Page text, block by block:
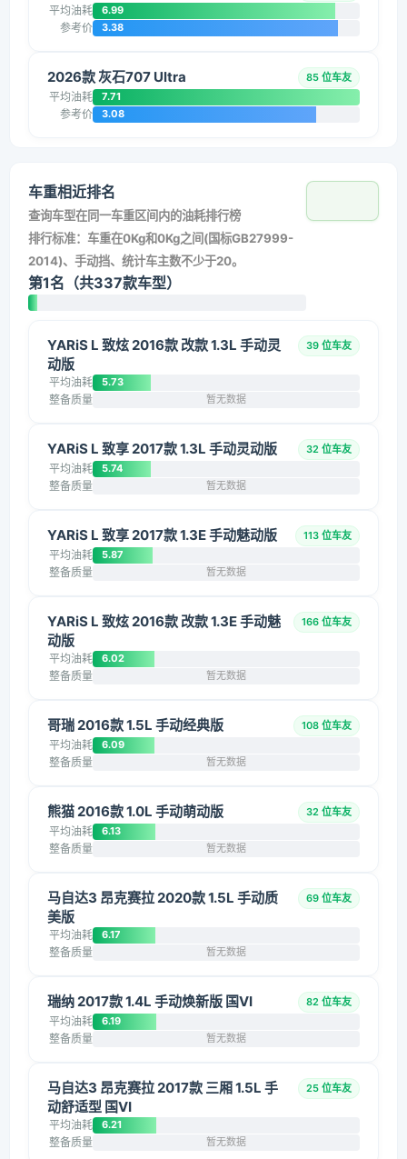
平均油耗 6.99
参考价 3.38
2026款 灰石707 Ultra 85 位车友
平均油耗 7.71
参考价 3.08
车重相近排名
查询车型在同一车重区间内的油耗排行榜
排行标准：车重在0Kg和0Kg之间(国标GB27999-
2014)、手动挡、统计车主数不少于20。
第1名（共337款车型）
YARiS L 致炫 2016款 改款 1.3L 手动灵
动版
39 位车友
平均油耗 5.73
整备质量 暂无数据
YARiS L 致享 2017款 1.3L 手动灵动版 32 位车友
平均油耗 5.74
整备质量 暂无数据
YARiS L 致享 2017款 1.3E 手动魅动版 113 位车友
平均油耗 5.87
整备质量 暂无数据
YARiS L 致炫 2016款 改款 1.3E 手动魅
动版
166 位车友
平均油耗 6.02
整备质量 暂无数据
哥瑞 2016款 1.5L 手动经典版 108 位车友
平均油耗 6.09
整备质量 暂无数据
熊猫 2016款 1.0L 手动萌动版 32 位车友
平均油耗 6.13
整备质量 暂无数据
马自达3 昂克赛拉 2020款 1.5L 手动质
美版
69 位车友
平均油耗 6.17
整备质量 暂无数据
瑞纳 2017款 1.4L 手动焕新版 国VI 82 位车友
平均油耗 6.19
整备质量 暂无数据
马自达3 昂克赛拉 2017款 三厢 1.5L 手
动舒适型 国VI
25 位车友
平均油耗 6.21
整备质量 暂无数据